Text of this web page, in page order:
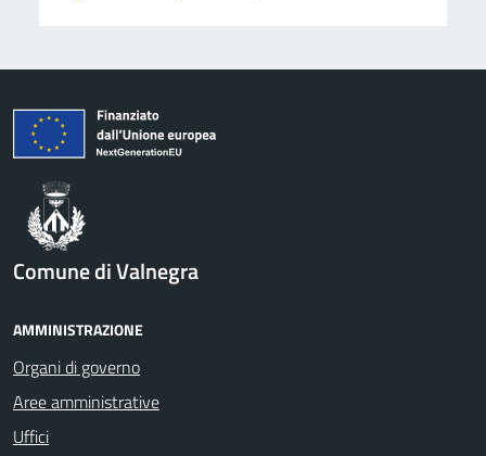
Comune di Valnegra
AMMINISTRAZIONE
Organi di governo
Aree amministrative
Uffici